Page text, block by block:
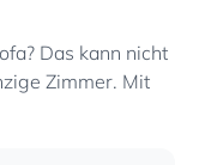
Das kann nicht
Zimmer. Mit